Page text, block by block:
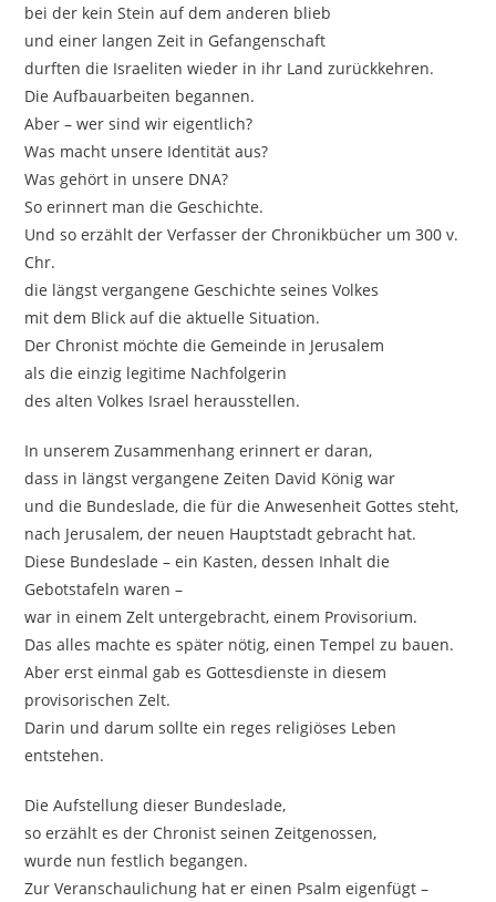
bei der kein Stein auf dem anderen blieb
und einer langen Zeit in Gefangenschaft
durften die Israeliten wieder in ihr Land zurückkehren.
Die Aufbauarbeiten begannen.
Aber – wer sind wir eigentlich?
Was macht unsere Identität aus?
Was gehört in unsere DNA?
So erinnert man die Geschichte.
Und so erzählt der Verfasser der Chronikbücher um 300 v.
Chr.
die längst vergangene Geschichte seines Volkes
mit dem Blick auf die aktuelle Situation.
Der Chronist möchte die Gemeinde in Jerusalem
als die einzig legitime Nachfolgerin
des alten Volkes Israel herausstellen.
In unserem Zusammenhang erinnert er daran,
dass in längst vergangene Zeiten David König war
und die Bundeslade, die für die Anwesenheit Gottes steht,
nach Jerusalem, der neuen Hauptstadt gebracht hat.
Diese Bundeslade – ein Kasten, dessen Inhalt die
Gebotstafeln waren –
war in einem Zelt untergebracht, einem Provisorium.
Das alles machte es später nötig, einen Tempel zu bauen.
Aber erst einmal gab es Gottesdienste in diesem
provisorischen Zelt.
Darin und darum sollte ein reges religiöses Leben
entstehen.
Die Aufstellung dieser Bundeslade,
so erzählt es der Chronist seinen Zeitgenossen,
wurde nun festlich begangen.
Zur Veranschaulichung hat er einen Psalm eigenfügt –